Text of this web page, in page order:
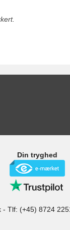
Din tryghed
- Tlf: (+45) 8724